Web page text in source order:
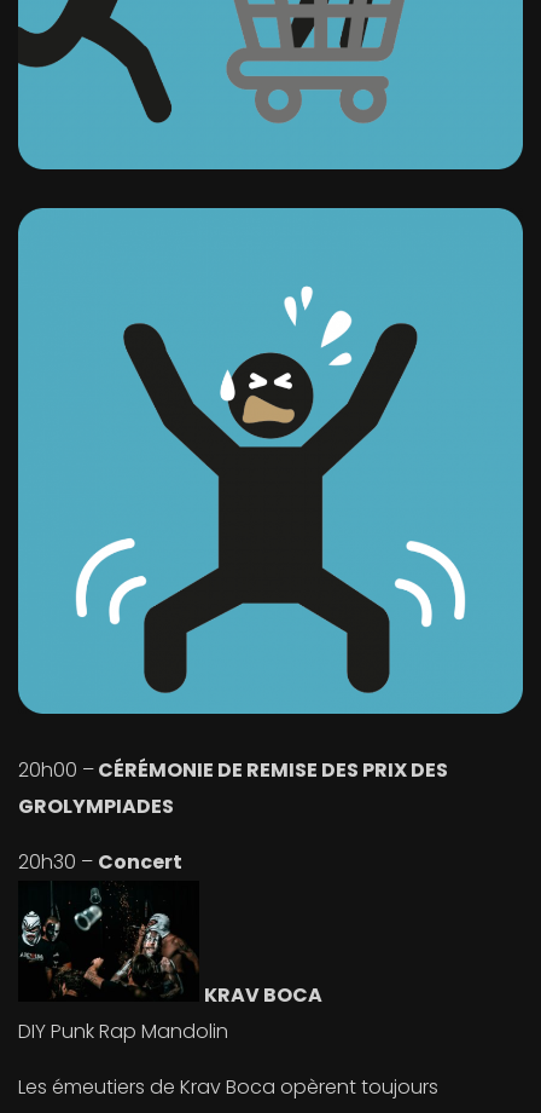
20h00 –CÉRÉMONIE DE REMISE DES PRIX DES
GROLYMPIADES
20h30 – Concert
KRAV BOCA
DIY Punk Rap Mandolin
Les émeutiers de Krav Boca opèrent toujours